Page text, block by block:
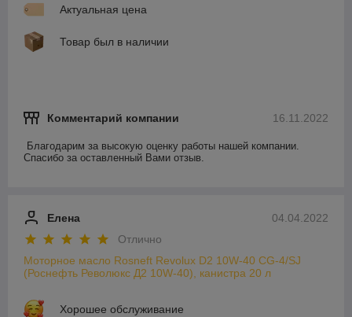
Актуальная цена
Товар был в наличии
16.11.2022
Комментарий компании
Благодарим за высокую оценку работы нашей компании.
Спасибо за оставленный Вами отзыв.
04.04.2022
Елена
Отлично
Моторное масло Rosneft Revolux D2 10W-40 CG-4/SJ
(Роснефть Революкс Д2 10W-40), канистра 20 л
Хорошее обслуживание